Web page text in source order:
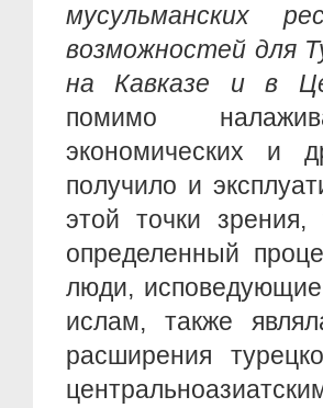
мусульманских
возможностей для
на Кавказе и в
помимо
экономических и
получило и
этой точки
определенный
люди,
ислам, также
расширения